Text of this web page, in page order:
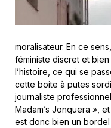
moralisateur. En ce
féministe discret et
l’histoire, ce qui se
cette boite à putes
journaliste
Madam’s Jonquera »,
est donc bien un bordel